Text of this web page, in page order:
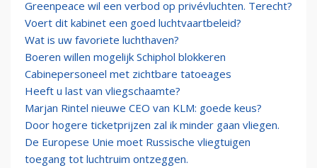
Greenpeace wil een verbod op privévluchten. Terecht?
Voert dit kabinet een goed luchtvaartbeleid?
Wat is uw favoriete luchthaven?
Boeren willen mogelijk Schiphol blokkeren
Cabinepersoneel met zichtbare tatoeages
Heeft u last van vliegschaamte?
Marjan Rintel nieuwe CEO van KLM: goede keus?
Door hogere ticketprijzen zal ik minder gaan vliegen.
De Europese Unie moet Russische vliegtuigen
toegang tot luchtruim ontzeggen.